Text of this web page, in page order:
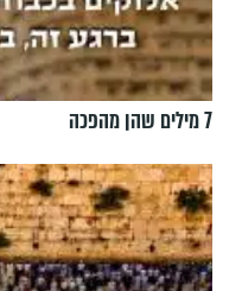
7 מילים שהן מהפכה